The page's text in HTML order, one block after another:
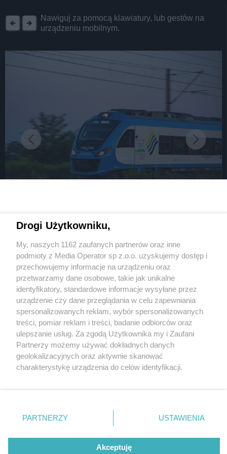
Nawiguj za pomocą klawiatury, lub gestów na
urządzeniu mobilnym.
Nowy roczny rozkład Kolei Śląskich: ciekawe
zmiany, znajome utrudnienia
1 / 4
Koleje Śląskie
Wydawca mediów lokalnych
Nie zapomnij
zapoznać się z:
polityką prywatności regulamin korzystania z portali
Twojemiasto
Piekary Śląskie
Chorzów
Tarnowskie Góry
Gliwice
Skontakuj sięz nami
Kontakt
Wydawca
Redakcja
Drogi Użytkowniku,
My, naszych 1162 zaufanych partnerów oraz inne
podmioty z Media Operator sp z.o.o. uzyskujemy dostęp i
przechowujemy informacje na urządzeniu oraz
przetwarzamy dane osobowe, takie jak unikalne
identyfikatory, standardowe informacje wysyłane przez
urządzenie czy dane przeglądania w celu zapewniania
spersonalizowanych reklam, wybór spersonalizowanych
treści, pomiar reklam i treści, badanie odbiorców oraz
ulepszanie usług. Za zgodą Użytkownika my i Zaufani
Partnerzy możemy używać dokładnych danych
geolokalizacyjnych oraz aktywnie skanować
charakterystykę urządzenia do celów identyfikacji.
zmienić/wycofać klikając przycisk ustawień prywatności
znajdujący się w lewym dolnym rogu strony
rodzaje przetwarzania danych nie wymagają zgody
użytkownika, ale masz prawo sprzeciwić się takiemu
PARTNERZY USTAWIENIA
Akceptuję